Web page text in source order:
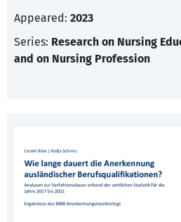
Appeared: 2023
Series: Research on Nursing
and on Nursing Profession